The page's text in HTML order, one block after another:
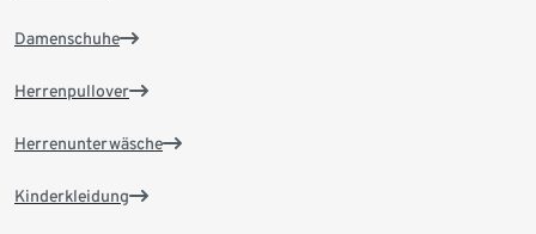
Damenschuhe
Herrenpullover
Herrenunterwäsche
Kinderkleidung